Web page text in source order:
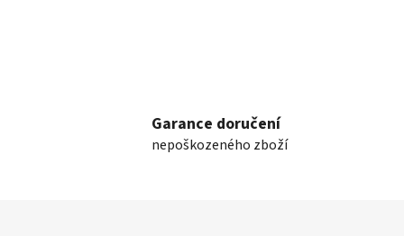
Garance doručení
nepoškozeného zboží